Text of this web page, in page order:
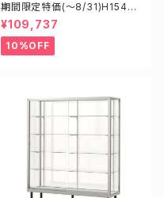
期間限定特価(～8/31)H15450
B W1500D450H900mm 新
型業務用ガラスケース ショーケ
ース
¥109,737
10%OFF